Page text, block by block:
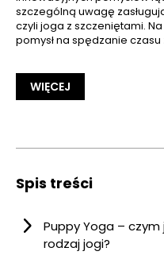
szczególną uwagę
czyli joga z szczeniętami.
pomysł na spędzanie
WIĘCEJ
Spis treści
Puppy Yoga –
rodzaj jogi?